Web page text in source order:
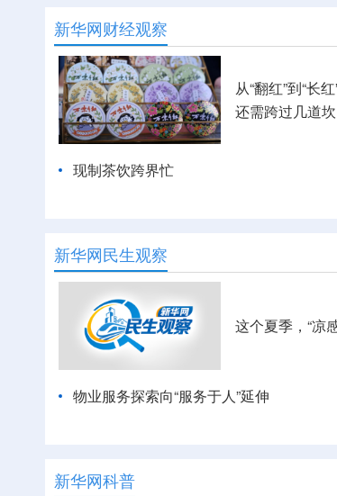
新华网财经观察
从“翻红”到“长
还需跨过几道坎
现制茶饮跨界忙
新华网民生观察
这个夏季，“凉
物业服务探索向“服务于人”延伸
新华网科普